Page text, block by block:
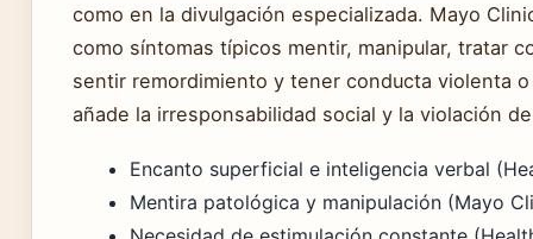
como en la divulgación especializada. Mayo
como síntomas típicos mentir, manipular, tratar
sentir remordimiento y tener conducta violenta
añade la irresponsabilidad social y la violación
Encanto superficial e inteligencia verbal
Mentira patológica y manipulación (Mayo